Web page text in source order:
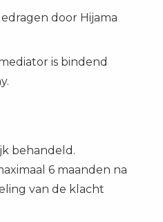
door Hijama
is bindend
behandeld.
6 maanden na
van de klacht